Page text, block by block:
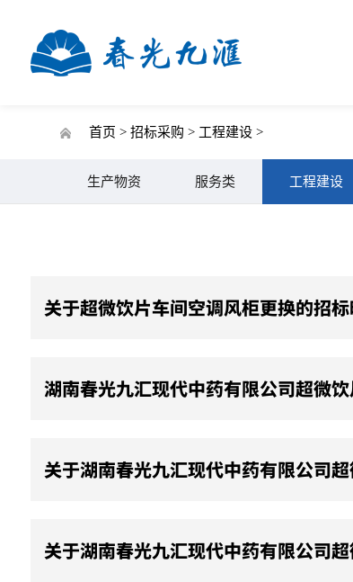
首页 >招标采购 > 工程建设 >
生产物资 服务类 工程建设
关于超微饮片车间空调风柜更换的招
湖南春光九汇现代中药有限公司超微
关于湖南春光九汇现代中药有限公司
关于湖南春光九汇现代中药有限公司